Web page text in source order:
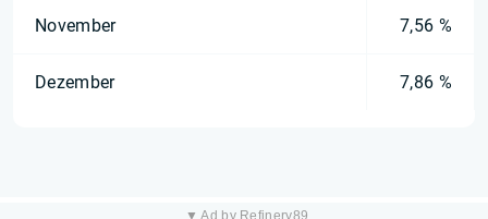
November 7,56 %
Dezember 7,86 %
▼ Ad by Refinery89